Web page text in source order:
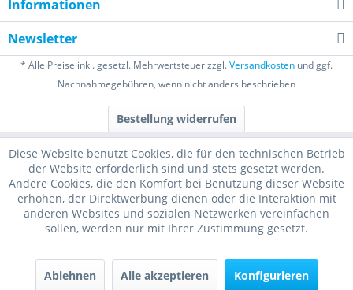
Informationen
Newsletter
* Alle Preise inkl. gesetzl. Mehrwertsteuer zzgl.Versandkosten und ggf.
Nachnahmegebühren, wenn nicht anders beschrieben
Bestellung widerrufen
Diese Website benutzt Cookies, die für den technischen Betrieb
der Website erforderlich sind und stets gesetzt werden.
Andere Cookies, die den Komfort bei Benutzung dieser Website
erhöhen, der Direktwerbung dienen oder die Interaktion mit
anderen Websites und sozialen Netzwerken vereinfachen
sollen, werden nur mit Ihrer Zustimmung gesetzt.
Ablehnen Alle akzeptieren Konfigurieren